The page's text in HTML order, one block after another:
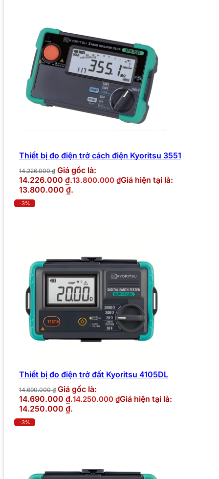
Thiết bị đo điện trở cách điện Kyoritsu 3551
14.226.000₫ Giá gốc là:
14.226.000 ₫.13.800.000 ₫Giá hiện tại là:
13.800.000 ₫.
-3%
Thiết bị đo điện trở đất Kyoritsu 4105DL
14.690.000₫ Giá gốc là:
14.690.000 ₫.14.250.000 ₫Giá hiện tại là:
14.250.000 ₫.
-3%